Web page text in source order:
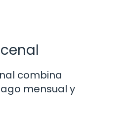
combina
mensual y